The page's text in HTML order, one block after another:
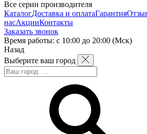
Все серии производителя
КаталогДоставка и оплатаГарантия
насАкцииКонтакты
Заказать звонок
Время работы: с 10:00 до 20:00 (Мск)
Назад
Выберите ваш город